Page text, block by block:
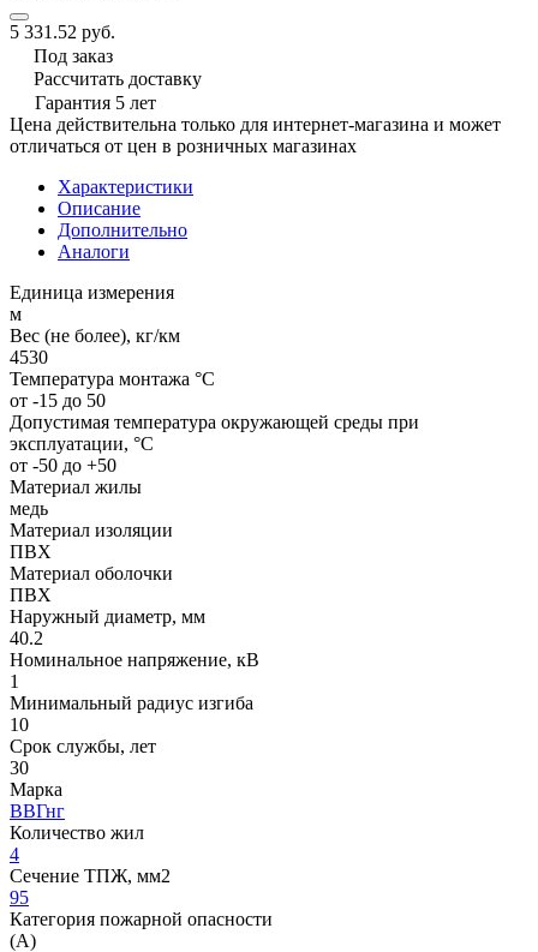
5 331.52 руб.
Под заказ
Рассчитать доставку
Гарантия 5 лет
Цена действительна только для интернет-магазина и может
отличаться от цен в розничных магазинах
Характеристики
Описание
Дополнительно
Аналоги
Единица измерения
м
Вес (не более), кг/км
4530
Температура монтажа °C
от -15 до 50
Допустимая температура окружающей среды при
эксплуатации, °C
от -50 до +50
Материал жилы
медь
Материал изоляции
ПВХ
Материал оболочки
ПВХ
Наружный диаметр, мм
40.2
Номинальное напряжение, кВ
1
Минимальный радиус изгиба
10
Срок службы, лет
30
Марка
ВВГнг
Количество жил
4
Сечение ТПЖ, мм2
95
Категория пожарной опасности
(A)